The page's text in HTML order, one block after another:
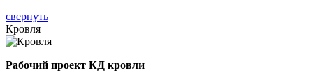
свернуть
Кровля
Рабочий проект КД кровли